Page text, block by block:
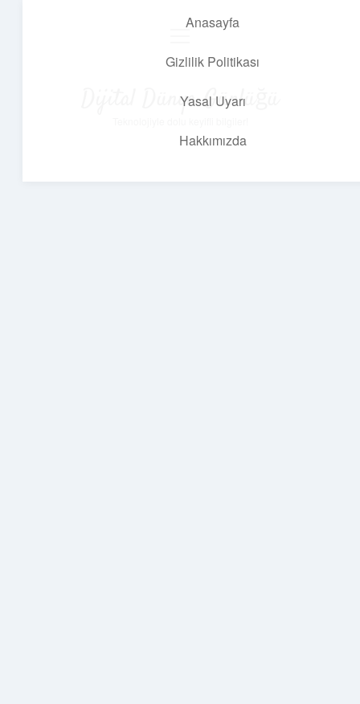
Anasayfa
Gizlilik Politikası
Yasal Uyarı
Hakkımızda
Dijital Dünya Günlüğü